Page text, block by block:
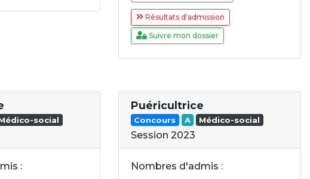
Résultats d'admission
Suivre mon dossier
social
:
Puéricultrice
Concours A Médico-social
Session 2023
Nombres d'admis :